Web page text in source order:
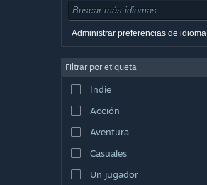
Checo
Danés
Inglés
Español (España)
Griego
Administrar preferencias de idioma
Filtrar por etiqueta
Indie
Acción
Aventura
Casuales
Un jugador